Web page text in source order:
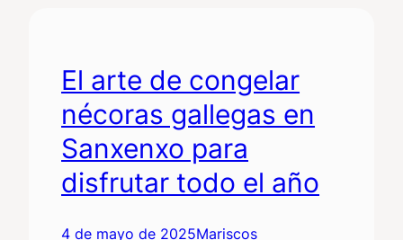
El arte de congelar
nécoras gallegas en
Sanxenxo para
disfrutar todo el año
4 de mayo de 2025Mariscos